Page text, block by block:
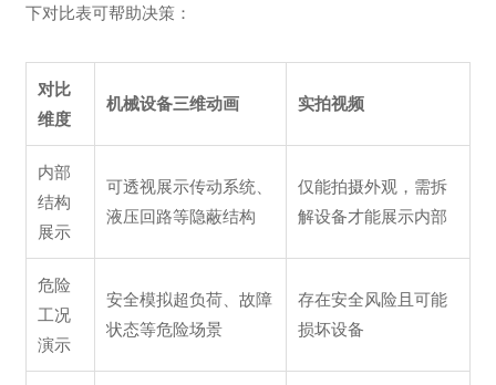
下对比表可帮助决策：
对比
维度
机械设备三维动画 实拍视频
内部
结构
展示
可透视展示传动系统、
液压回路等隐蔽结构
仅能拍摄外观，需拆
解设备才能展示内部
危险
工况
演示
安全模拟超负荷、故障
状态等危险场景
存在安全风险且可能
损坏设备